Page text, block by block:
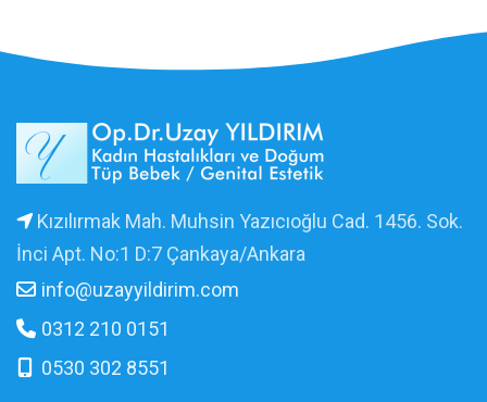
Kızılırmak Mah. Muhsin Yazıcıoğlu Cad. 1456. Sok.
İnci Apt. No:1 D:7 Çankaya/Ankara
info@uzayyildirim.com
0312 210 0151
0530 302 8551